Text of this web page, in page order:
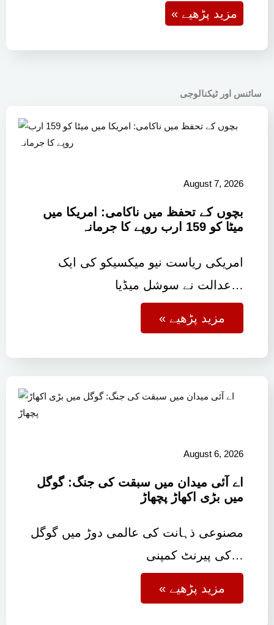
« مزید پڑھیے
سائنس اور ٹیکنالوجی
August 7, 2026
بچوں کے تحفظ میں ناکامی: امریکا میں
میٹا کو 159 ارب روپے کا جرمانہ
امریکی ریاست نیو میکسیکو کی ایک
عدالت نے سوشل میڈیا…
« مزید پڑھیے
August 6, 2026
اے آئی میدان میں سبقت کی جنگ: گوگل
میں بڑی اکھاڑ پچھاڑ
مصنوعی ذہانت کی عالمی دوڑ میں گوگل
کی پیرنٹ کمپنی…
« مزید پڑھیے